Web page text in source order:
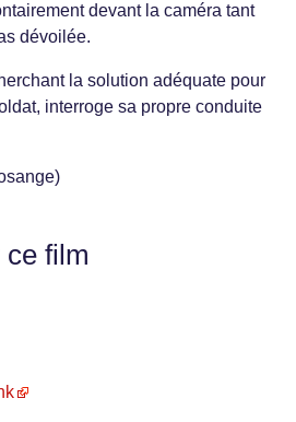
devant la caméra tant
dévoilée.
la solution adéquate pour
interroge sa propre conduite
ce film